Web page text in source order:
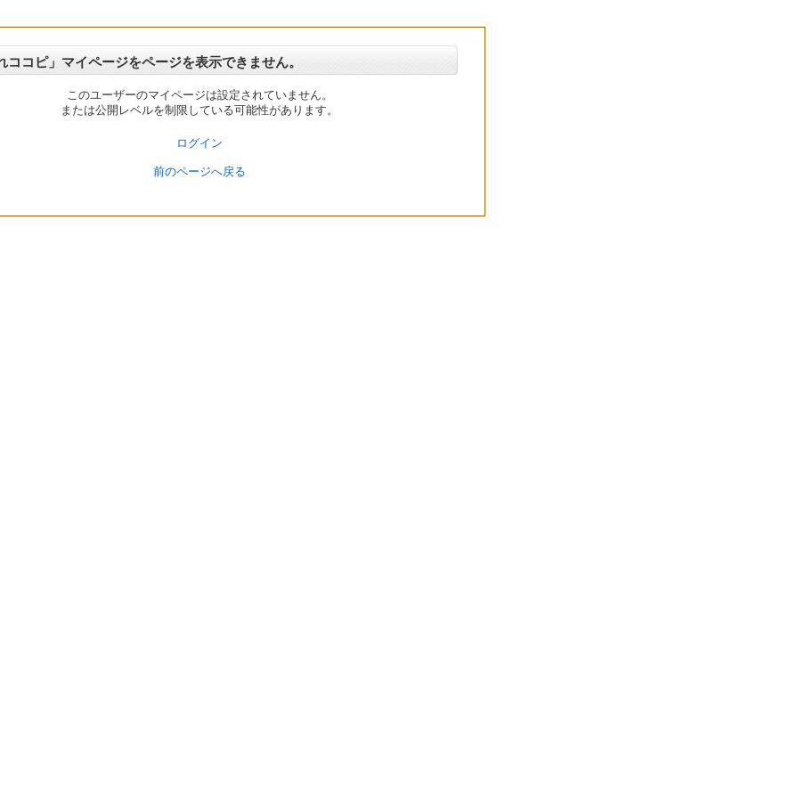
ココピ」マイページをページを表示できません。
このユーザーのマイページは設定されていません。
または公開レベルを制限している可能性があります。
ログイン
前のページへ戻る